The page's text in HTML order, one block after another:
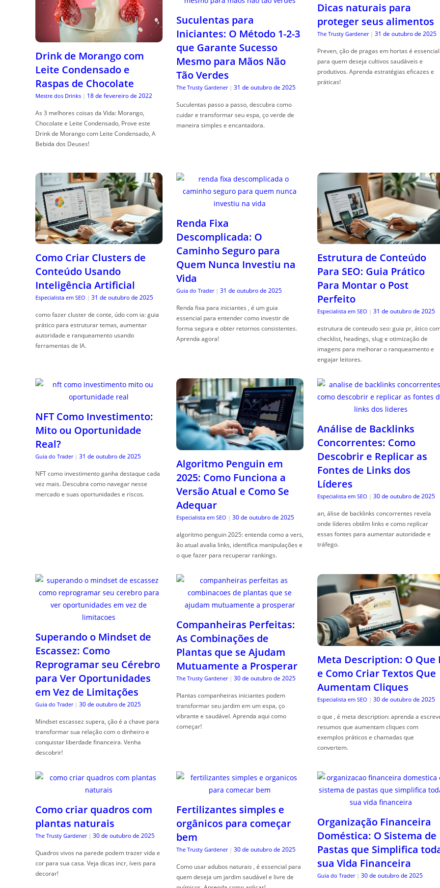
Drink de Morango com
Leite Condensado e
Raspas de Chocolate
Mestre dos Drinks | 18 de fevereiro de 2022
As 3 melhores coisas da Vida: Morango,
Chocolate e Leite Condensado, Prove este
Drink de Morango com Leite Condensado, A
Bebida dos Deuses!
Suculentas para
Iniciantes: O Método 1-2-3
que Garante Sucesso
Mesmo para Mãos Não
Tão Verdes
The Trusty Gardener | 31 de outubro de 2025
Suculentas passo a passo, descubra como
cuidar e transformar seu espa, ço verde de
maneira simples e encantadora.
Dicas naturais para
proteger seus alimentos
The Trusty Gardener | 31 de outubro de 2025
Preven, ção de pragas em hortas é essencial
para quem deseja cultivos saudáveis e
produtivos. Aprenda estratégias eficazes e
práticas!
Como Criar Clusters de
Conteúdo Usando
Inteligência Artificial
Especialista em SEO | 31 de outubro de 2025
como fazer cluster de conte, údo com ia: guia
prático para estruturar temas, aumentar
autoridade e ranqueamento usando
ferramentas de IA.
Renda Fixa
Descomplicada: O
Caminho Seguro para
Quem Nunca Investiu na
Vida
Guia do Trader | 31 de outubro de 2025
Renda fixa para iniciantes , é um guia
essencial para entender como investir de
forma segura e obter retornos consistentes.
Aprenda agora!
Estrutura de Conteúdo
Para SEO: Guia Prático
Para Montar o Post
Perfeito
Especialista em SEO | 31 de outubro de 2025
estrutura de conteudo seo: guia pr, ático
checklist, headings, slug e otimização de
imagens para melhorar o ranqueamento e
engajar leitores.
NFT Como Investimento:
Mito ou Oportunidade
Real?
Guia do Trader | 31 de outubro de 2025
NFT como investimento ganha destaque cada
vez mais. Descubra como navegar nesse
mercado e suas oportunidades e riscos.
Algoritmo Penguin em
2025: Como Funciona a
Versão Atual e Como Se
Adequar
Especialista em SEO | 30 de outubro de 2025
algoritmo penguin 2025: entenda como a vers,
ão atual avalia links, identifica manipulações e
o que fazer para recuperar rankings.
Análise de Backlinks
Concorrentes: Como
Descobrir e Replicar as
Fontes de Links dos
Líderes
Especialista em SEO | 30 de outubro de 2025
an, álise de backlinks concorrentes revela
onde líderes obtêm links e como replicar
essas fontes para aumentar autoridade e
tráfego.
Superando o Mindset de
Escassez: Como
Reprogramar seu Cérebro
para Ver Oportunidades
em Vez de Limitações
Guia do Trader | 30 de outubro de 2025
Mindset escassez supera, ção é a chave para
transformar sua relação com o dinheiro e
conquistar liberdade financeira. Venha
descobrir!
Companheiras Perfeitas:
As Combinações de
Plantas que se Ajudam
Mutuamente a Prosperar
The Trusty Gardener | 30 de outubro de 2025
Plantas companheiras iniciantes podem
transformar seu jardim em um espa, ço
vibrante e saudável. Aprenda aqui como
começar!
Meta Description: O Que
e Como Criar Textos Que
Aumentam Cliques
Especialista em SEO | 30 de outubro de 2025
o que , é meta description: aprenda a
resumos que aumentam cliques com
exemplos práticos e chamadas que
convertem.
Como criar quadros com
plantas naturais
The Trusty Gardener | 30 de outubro de 2025
Quadros vivos na parede podem trazer vida e
cor para sua casa. Veja dicas incr, íveis para
decorar!
Fertilizantes simples e
orgânicos para começar
bem
The Trusty Gardener | 30 de outubro de 2025
Como usar adubos naturais , é essencial para
quem deseja um jardim saudável e livre de
Organização Financeira
Doméstica: O Sistema de
Pastas que Simplifica
sua Vida Financeira
Guia do Trader | 30 de outubro de 2025